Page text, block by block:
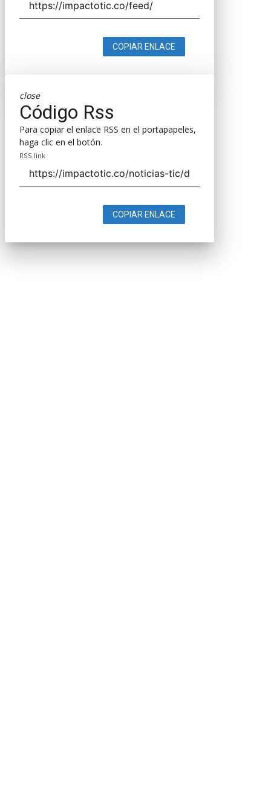
COPIAR ENLACE
close
Código Rss
Para copiar el enlace RSS en el portapapeles,
haga clic en el botón.
RSS link
COPIAR ENLACE